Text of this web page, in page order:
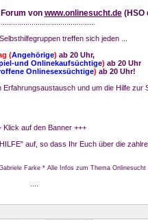
von www.onlinesucht.de(HSO
treffen sich jeden ...
(Angehörige) ab 20 Uhr,
und Onlinekaufsüchtige) ab 20 Uhr
Onlinesexsüchtige) ab 20 Uhr!
und um die Hilfe zur
Klick auf den Banner +++
auf, so dass Ihr Euch über die
Farke * Alle Infos zum Thema Onlinesucht